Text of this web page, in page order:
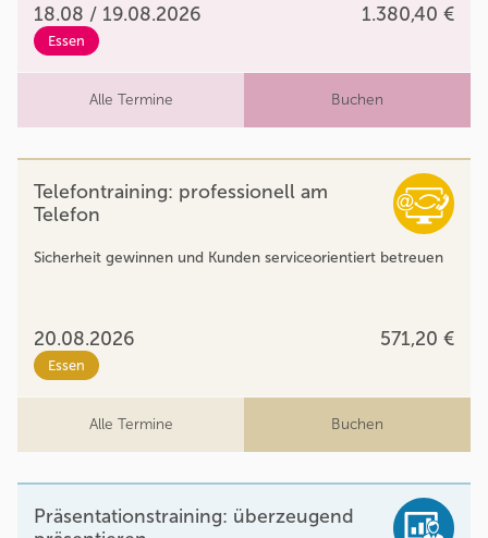
18.08 / 19.08.2026 1.380,40 €
Essen
Alle Termine Buchen
Telefontraining: professionell am
Telefon
Sicherheit gewinnen und Kunden serviceorientiert betreuen
20.08.2026 571,20 €
Essen
Alle Termine Buchen
Präsentationstraining: überzeugend